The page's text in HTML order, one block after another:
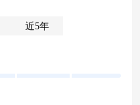
近5年